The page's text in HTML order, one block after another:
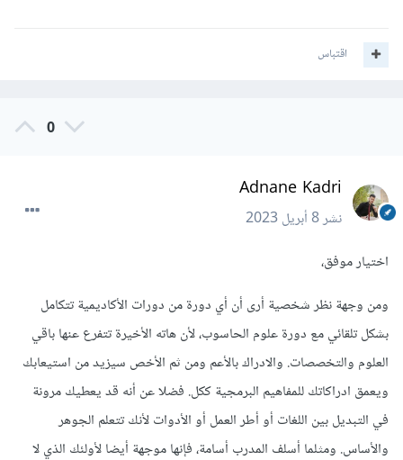
اقتباس
0
Adnane Kadri
نشر8 أبريل 2023
اختيار موفق،
ومن وجهة نظر شخصية أرى أن أي دورة من دورات الأكاديمية تتكامل
بشكل تلقائي مع دورة علوم الحاسوب، لأن هاته الأخيرة تتفرع عنها باقي
العلوم والتخصصات. والادراك بالأعم ومن ثم الأخص سيزيد من استيعابك
ويعمق ادراكاتك للمفاهيم البرمجية ككل. فضلا عن أنه قد يعطيك مرونة
في التبديل بين اللغات أو أطر العمل أو الأدوات لأنك تتعلم الجوهر
والأساس. ومثلما أسلف المدرب أسامة، فإنها موجهة أيضا لأولئك الذي لا